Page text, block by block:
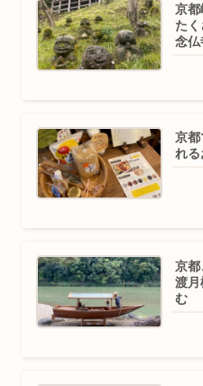
京
た
念仏
京都
れる
京
渡月
む